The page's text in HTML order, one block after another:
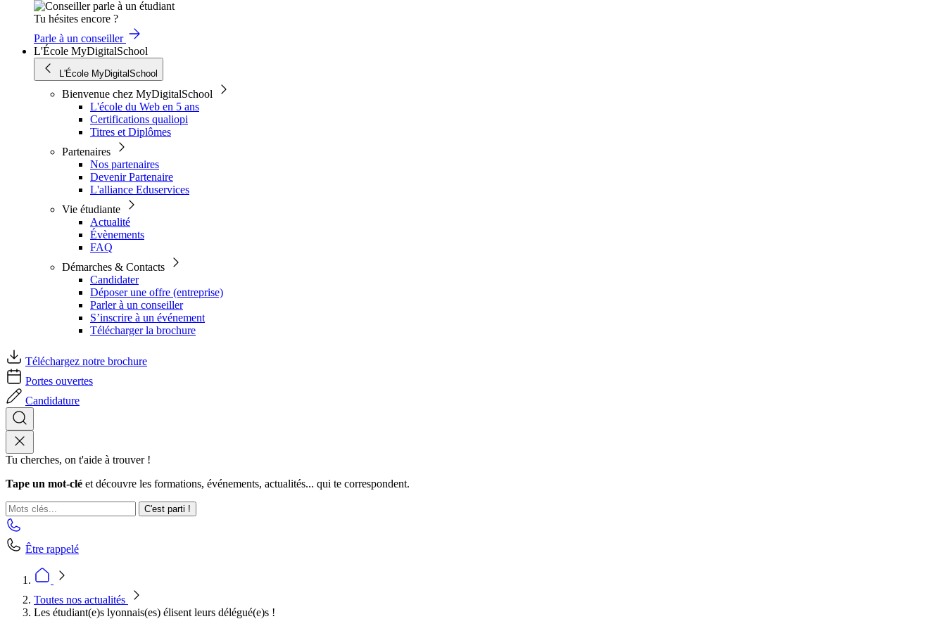
Tu hésites encore ?
Parle à un conseiller
L'École MyDigitalSchool
L'École MyDigitalSchool
Bienvenue chez MyDigitalSchool
L'école du Web en 5 ans
Certifications qualiopi
Titres et Diplômes
Partenaires
Nos partenaires
Devenir Partenaire
L'alliance Eduservices
Vie étudiante
Actualité
Évènements
FAQ
Démarches & Contacts
Candidater
Déposer une offre (entreprise)
Parler à un conseiller
S’inscrire à un événement
Télécharger la brochure
Téléchargez notre brochure
Portes ouvertes
Candidature
Tu cherches, on t'aide à trouver !
Tape un mot-clé et découvre les formations, événements, actualités... qui te correspondent.
C'est parti !
Être rappelé
Toutes nos actualités
Les étudiant(e)s lyonnais(es) élisent leurs délégué(e)s !